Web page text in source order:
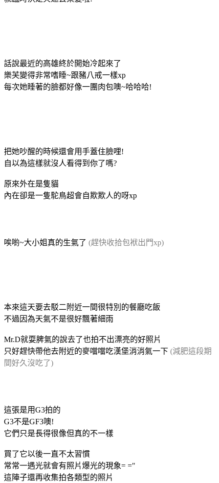
話說最近的高雄終於開始冷起來了
樂芙變得非常嗜睡~跟豬八戒一樣xp
每次她睡著的臉都好像一團肉包噢~哈哈哈!
把她吵醒的時候還會用手蓋住臉哩!
自以為這樣就沒人看得到你了嗎?
原來外在是隻貓
內在卻是一隻駝鳥超會自欺欺人的呀xp
唉喲~大小姐真的生氣了 (趕快收拾包袱出門xp)
本來這天要去駁二附近一間很特別的餐廳吃飯
不過因為天氣不是很好飄著細雨
Mr.D就耍脾氣的說去了也拍不出漂亮的好照片
只好趕快帶他去附近的麥噹噹吃漢堡消消氣一下 (減肥這段期
間好久沒吃了)
這張是用G3拍的
G3不是GF3噢!
它們只是長得很像但真的不一樣
買了它以後一直不太習慣
常常一遇光就會有照片爆光的現象= ="
這陣子還再收集拍各類型的照片